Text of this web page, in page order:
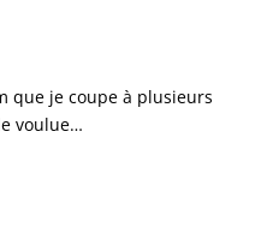
que je coupe à plusieurs
voulue…